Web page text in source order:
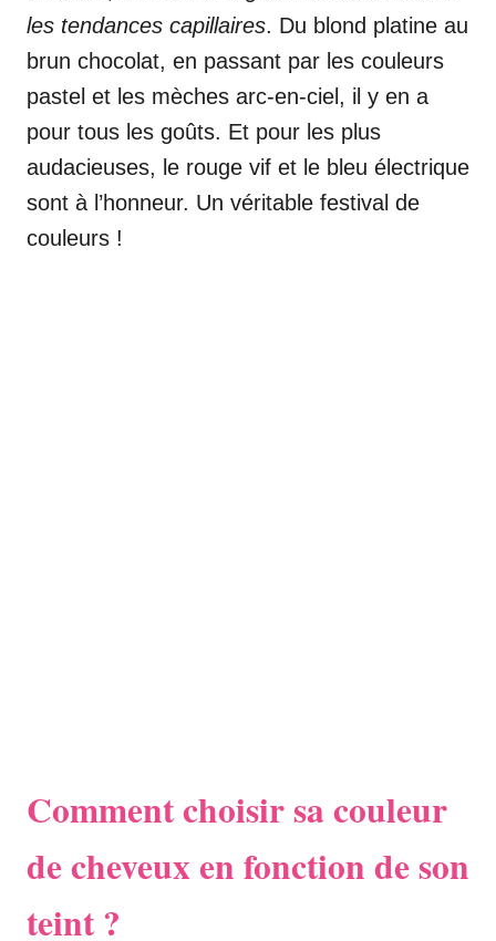
les tendances capillaires. Du blond platine au
brun chocolat, en passant par les couleurs
pastel et les mèches arc-en-ciel, il y en a
pour tous les goûts. Et pour les plus
audacieuses, le rouge vif et le bleu électrique
sont à l’honneur. Un véritable festival de
couleurs !
Comment choisir sa couleur
de cheveux en fonction de son
teint ?